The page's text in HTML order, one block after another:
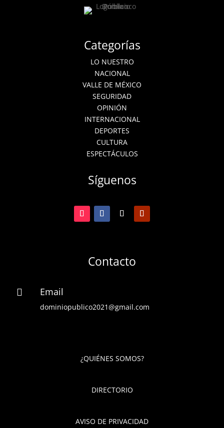
Categorías
LO NUESTRO
NACIONAL
VALLE DE MÉXICO
SEGURIDAD
OPINIÓN
INTERNACIONAL
DEPORTES
CULTURA
ESPECTÁCULOS
Síguenos
Contacto
 Email
dominiopublico2021@gmail.com
¿QUIÉNES SOMOS?
DIRECTORIO
AVISO DE PRIVACIDAD